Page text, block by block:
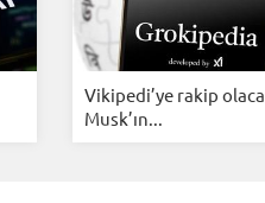
Vikipedi’ye rakip
Musk’ın...